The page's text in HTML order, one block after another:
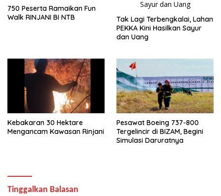
750 Peserta Ramaikan Fun
Walk RINJANI BI NTB
Tak Lagi Terbengkalai, Lahan
PEKKA Kini Hasilkan Sayur
dan Uang
Kebakaran 30 Hektare
Mengancam Kawasan Rinjani
Pesawat Boeing 737-800
Tergelincir di BIZAM, Begini
Simulasi Daruratnya
Tinggalkan Balasan